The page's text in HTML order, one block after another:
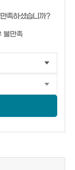
족하셨습니까?
불만족